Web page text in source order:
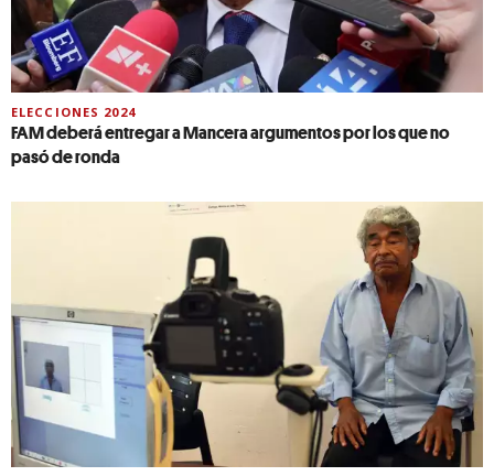
ELECCIONES 2024
FAM deberá entregar a Mancera argumentos por los que no
pasó de ronda